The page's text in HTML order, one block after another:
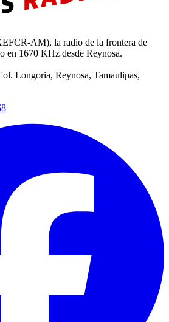
AM), la radio de la frontera de
en 1670 KHz desde Reynosa.
Longoria, Reynosa, Tamaulipas,